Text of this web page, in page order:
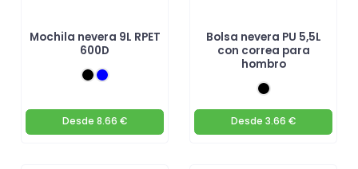
Mochila nevera 9L RPET
600D
Desde 8.66 €
Bolsa nevera PU 5,5L
con correa para
hombro
Desde 3.66 €